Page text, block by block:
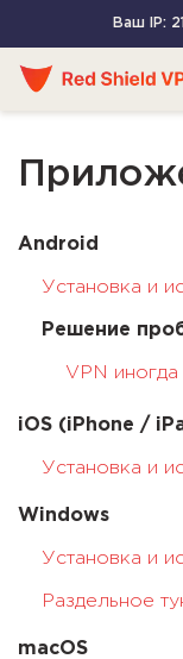
Ваш IP:
Android
Установка и
Решение
VPN
iOS (iPhone /
Установка и
Windows
Установка и
Раздельное
macOS